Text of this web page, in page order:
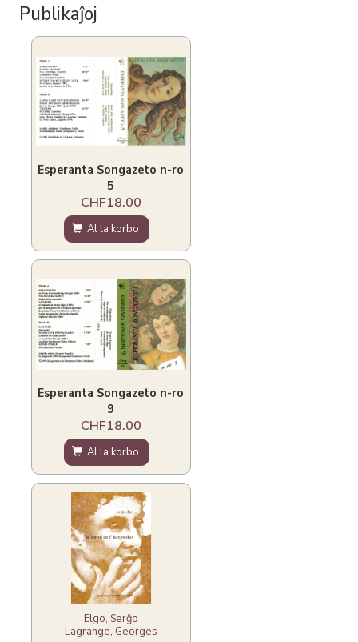
Publikaĵoj
Esperanta Songazeto n-ro
5
CHF18.00
Al la korbo
Esperanta Songazeto n-ro
9
CHF18.00
Al la korbo
Elgo, Serĝo
Lagrange, Georges